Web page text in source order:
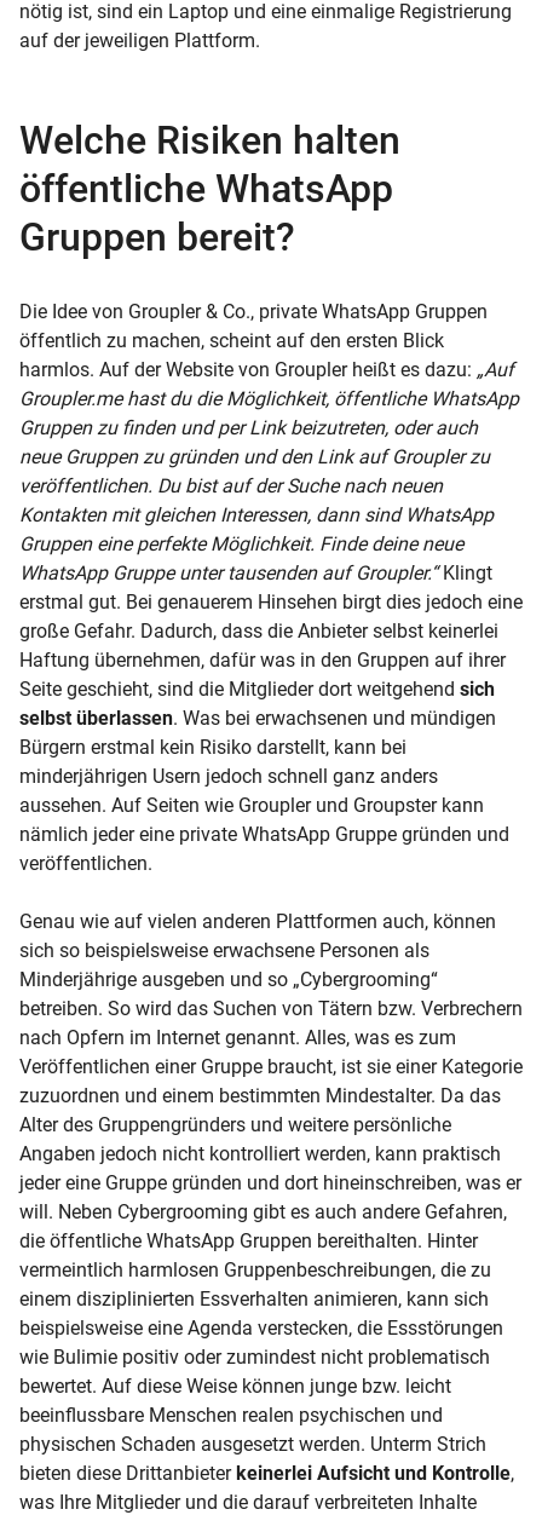
nötig ist, sind ein Laptop und eine einmalige Registrierung
auf der jeweiligen Plattform.
Welche Risiken halten
öffentliche WhatsApp
Gruppen bereit?
Die Idee von Groupler & Co., private WhatsApp Gruppen
öffentlich zu machen, scheint auf den ersten Blick
harmlos. Auf der Website von Groupler heißt es dazu: „Auf
Groupler.me hast du die Möglichkeit, öffentliche WhatsApp
Gruppen zu finden und per Link beizutreten, oder auch
neue Gruppen zu gründen und den Link auf Groupler zu
veröffentlichen. Du bist auf der Suche nach neuen
Kontakten mit gleichen Interessen, dann sind WhatsApp
Gruppen eine perfekte Möglichkeit. Finde deine neue
WhatsApp Gruppe unter tausenden auf Groupler.“Klingt
erstmal gut. Bei genauerem Hinsehen birgt dies jedoch eine
große Gefahr. Dadurch, dass die Anbieter selbst keinerlei
Haftung übernehmen, dafür was in den Gruppen auf ihrer
Seite geschieht, sind die Mitglieder dort weitgehend sich
selbst überlassen. Was bei erwachsenen und mündigen
Bürgern erstmal kein Risiko darstellt, kann bei
minderjährigen Usern jedoch schnell ganz anders
aussehen. Auf Seiten wie Groupler und Groupster kann
nämlich jeder eine private WhatsApp Gruppe gründen und
veröffentlichen.
Genau wie auf vielen anderen Plattformen auch, können
sich so beispielsweise erwachsene Personen als
Minderjährige ausgeben und so „Cybergrooming“
betreiben. So wird das Suchen von Tätern bzw. Verbrechern
nach Opfern im Internet genannt. Alles, was es zum
Veröffentlichen einer Gruppe braucht, ist sie einer Kategorie
zuzuordnen und einem bestimmten Mindestalter. Da das
Alter des Gruppengründers und weitere persönliche
Angaben jedoch nicht kontrolliert werden, kann praktisch
jeder eine Gruppe gründen und dort hineinschreiben, was er
will. Neben Cybergrooming gibt es auch andere Gefahren,
die öffentliche WhatsApp Gruppen bereithalten. Hinter
vermeintlich harmlosen Gruppenbeschreibungen, die zu
einem disziplinierten Essverhalten animieren, kann sich
beispielsweise eine Agenda verstecken, die Essstörungen
wie Bulimie positiv oder zumindest nicht problematisch
bewertet. Auf diese Weise können junge bzw. leicht
beeinflussbare Menschen realen psychischen und
physischen Schaden ausgesetzt werden. Unterm Strich
bieten diese Drittanbieterkeinerlei Aufsicht und Kontrolle,
was Ihre Mitglieder und die darauf verbreiteten Inhalte